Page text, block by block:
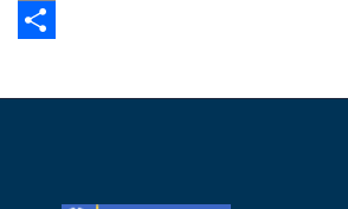
Email